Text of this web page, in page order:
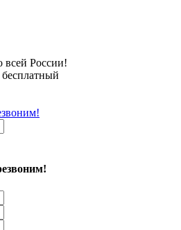
всей России!